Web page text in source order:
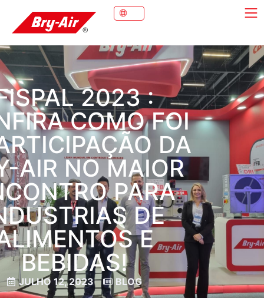
2023 :
COMO FOI
DA
AIR NO MAIOR
PARA
DE
E
BEBIDAS!
JULHO 12, 2023 BLOG